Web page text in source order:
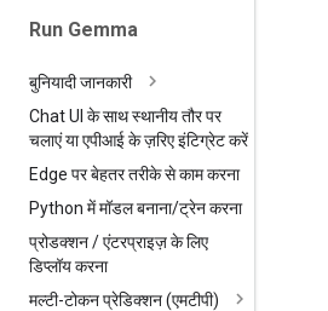
Run Gemma
बुनियादी जानकारी
Chat UI के साथ स्थानीय तौर पर
चलाएं या एपीआई के ज़रिए इंटिग्रेट करें
Edge पर बेहतर तरीके से काम करना
Python में मॉडल बनाना/ट्रेन करना
प्रोडक्शन/एंटरप्राइज़ के लिए
डिप्लॉय करना
मल्टी-टोकन प्रेडिक्शन (एमटीपी)